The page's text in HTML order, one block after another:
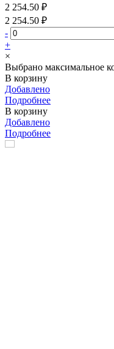
2 254.50 ₽
2 254.50 ₽
-
+
×
Выбрано максимальное
В корзину
Добавлено
Подробнее
В корзину
Добавлено
Подробнее